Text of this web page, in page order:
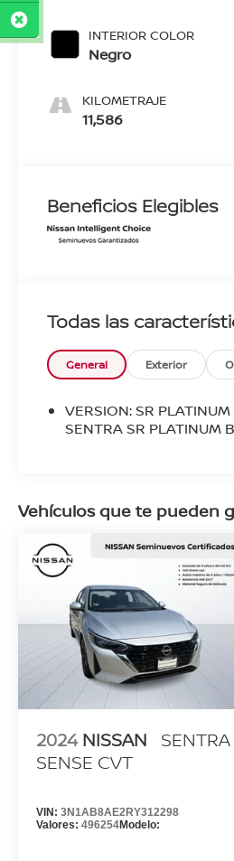
INTERIOR COLOR
Negro
KILOMETRAJE
11,586
Beneficios Elegibles
Todas las
General Exterior
VERSION: SR
SENTRA SR PLATINUM
Vehículos que te pueden
2024 NISSAN
SENTRA
SENSE CVT
VIN: 3N1AB8AE2RY312298
Valores: 496254Modelo: